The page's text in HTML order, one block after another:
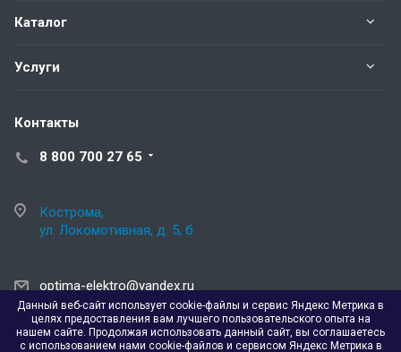
Каталог
Услуги
Контакты
8 800 700 27 65
Кострома,
ул. Локомотивная, д. 5, б
optima-elektro@yandex.ru
Данный веб-сайт использует cookie-файлы и сервис Яндекс Метрика в
целях предоставления вам лучшего пользовательского опыта на
нашем сайте. Продолжая использовать данный сайт, вы соглашаетесь
с использованием нами cookie-файлов и сервисом Яндекс Метрика в